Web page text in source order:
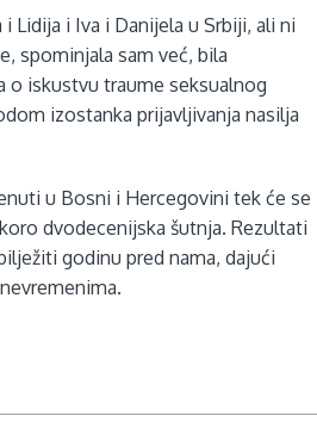
Lidija i Iva i Danijela u Srbiji, ali ni
spominjala sam već, bila
o iskustvu traume seksualnog
izostanka prijavljivanja nasilja
u Bosni i Hercegovini tek će se
dvodecenijska šutnja. Rezultati
godinu pred nama, dajući